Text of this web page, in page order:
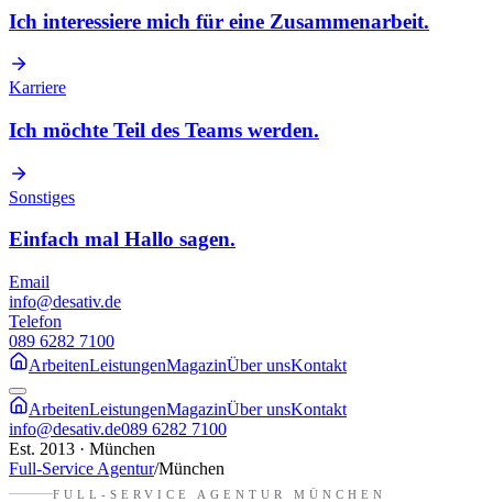
Ich interessiere mich für eine Zusammenarbeit.
Karriere
Ich möchte Teil des Teams werden.
Sonstiges
Einfach mal Hallo sagen.
Email
info@desativ.de
Telefon
089 6282 7100
ArbeitenLeistungenMagazinÜber unsKontakt
ArbeitenLeistungenMagazinÜber unsKontakt
info@desativ.de089 6282 7100
Est. 2013 · München
Full-Service Agentur/München
FULL-SERVICE AGENTUR MÜNCHEN